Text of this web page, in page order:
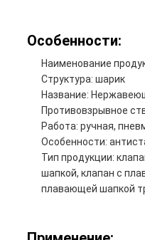
Особенности:
Наименование
Структура: шарик
Название:
Противовзрывное
Работа: ручная,
Особенности:
Тип продукции:
шапкой, клапан с
плавающей шапкой